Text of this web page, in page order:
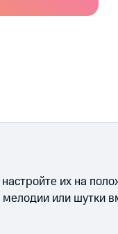
их на
или шутки